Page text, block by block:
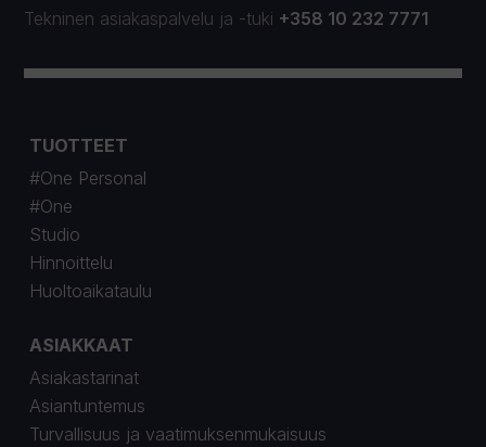
Tekninen asiakaspalvelu ja -tuki +358 10 232 7771
TUOTTEET
#One Personal
#One
Studio
Hinnoittelu
Huoltoaikataulu
ASIAKKAAT
Asiakastarinat
Asiantuntemus
Turvallisuus ja vaatimuksenmukaisuus